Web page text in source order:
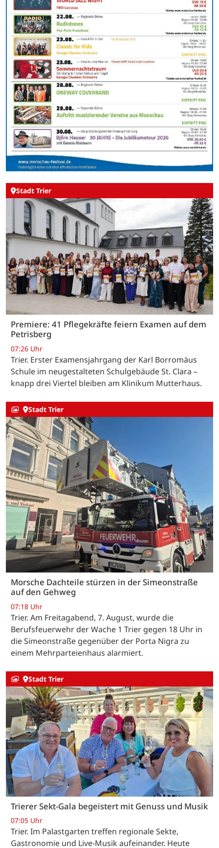
Stadt Trier
Premiere: 41 Pflegekräfte feiern Examen auf dem
Petrisberg
07:26 Uhr
Trier. Erster Examensjahrgang der Karl Borromäus
Schule im neugestalteten Schulgebäude St. Clara –
knapp drei Viertel bleiben am Klinikum Mutterhaus.
Stadt Trier
Morsche Dachteile stürzen in der Simeonstraße
auf den Gehweg
07:18 Uhr
Trier. Am Freitagabend, 7. August, wurde die
Berufsfeuerwehr der Wache 1 Trier gegen 18 Uhr in
die Simeonstraße gegenüber der Porta Nigra zu
einem Mehrparteienhaus alarmiert.
Stadt Trier
Trierer Sekt-Gala begeistert mit Genuss und Musik
07:05 Uhr
Trier. Im Palastgarten treffen regionale Sekte,
Gastronomie und Live-Musik aufeinander. Heute